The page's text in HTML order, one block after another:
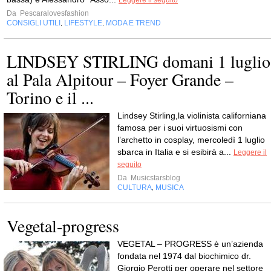
Da Pescaralovesfashion
CONSIGLI UTILI
LIFESTYLE MODA E TREND
LINDSEY STIRLING domani 1 luglio
al Pala Alpitour – Foyer Grande –
Torino e il ...
Lindsey Stirling,la violinista californiana
famosa per i suoi virtuosismi con
l’archetto in cosplay, mercoledì 1 luglio
sbarca in Italia e si esibirà a...
Leggere il
seguito
Da Musicstarsblog
CULTURA MUSICA
Vegetal-progress
VEGETAL – PROGRESS è un’azienda
fondata nel 1974 dal biochimico dr.
Giorgio Perotti per operare nel settore